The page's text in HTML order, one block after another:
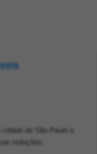
de São Paulo a
reduções,